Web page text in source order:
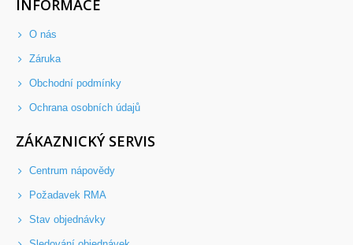
INFORMACE
O nás
Záruka
Obchodní podmínky
Ochrana osobních údajů
ZÁKAZNICKÝ SERVIS
Centrum nápovědy
Požadavek RMA
Stav objednávky